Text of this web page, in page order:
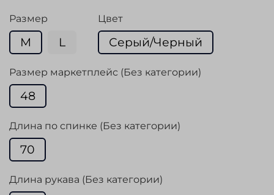
Размер
M L
Цвет
Серый/Черный
Размер маркетплейс (Без категории)
48
Длина по спинке (Без категории)
70
Длина рукава (Без категории)